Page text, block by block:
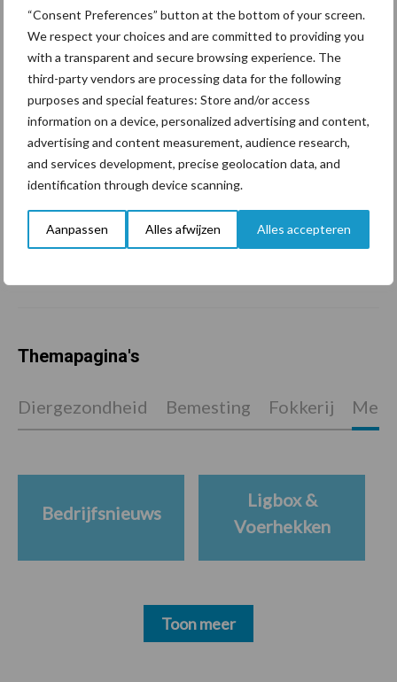
“Consent Preferences” button at the bottom of your screen.
We respect your choices and are committed to providing you
with a transparent and secure browsing experience. The
third-party vendors are processing data for the following
purposes and special features: Store and/or access
information on a device, personalized advertising and content,
advertising and content measurement, audience research,
and services development, precise geolocation data, and
identification through device scanning.
Aanpassen Alles afwijzen Alles accepteren
hygieneoplossingen is in
Polen groter dan ooit”
Drie Franse bedrijven over
de grens van 14.000
kilogram melk
compacte dubbelrotor-
Themapagina's
Diergezondheid Bemesting Fokkerij
Bedrijfsnieuws
Ligbox &
Voerhekken
Toon meer